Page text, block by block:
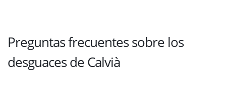
Preguntas frecuentes sobre los
desguaces de Calvià